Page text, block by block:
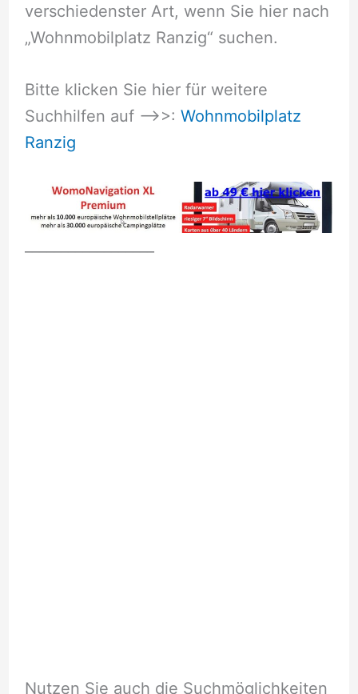
verschiedenster Art, wenn Sie hier nach
„Wohnmobilplatz Ranzig“ suchen.
Bitte klicken Sie hier für weitere
Suchhilfen auf –>>: Wohnmobilplatz
Ranzig
Nutzen Sie auch die Suchmöglichkeiten